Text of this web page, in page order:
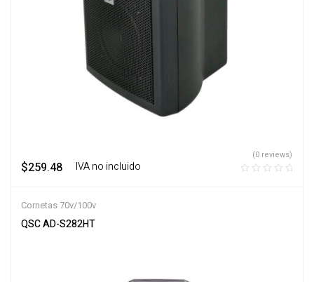
$259.48 ‎ ‎ ‎ IVA no incluido
(0 reviews)
Cornetas 70v/100v
QSC AD-S282HT